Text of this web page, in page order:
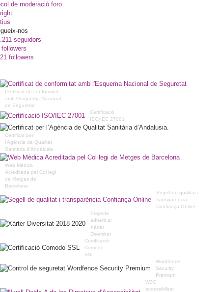
de moderació foro
nos
seguidors
followers
followers
Certificat de conformitat
amb l'Esquema Nacional
de Seguretat
Certificació
ISO/IEC 27001
Certificat per
l’Agència de Qualitat
Sanitària d’Andalusia
Web Mèdica
Acreditada pel Col·legi
de Metges de
Barcelona
Segell de qualitat i
transparència
Confiança Online
Projecte
adherit al
Xàrter
Diversitat
Certificació
Comodo
SSL
Wordfence
Security
Premium
W3C
accessibilitat